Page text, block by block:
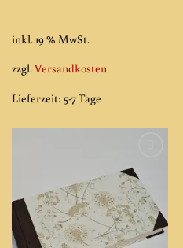
inkl. 19 % MwSt.
zzgl.Versandkosten
Lieferzeit: 5-7 Tage
Add to
wishlist